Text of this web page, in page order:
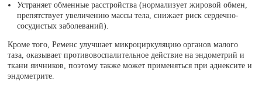
Устраняет обменные расстройства (нормализует жировой обмен,
препятствует увеличению массы тела, снижает риск сердечно-
сосудистых заболеваний).
Кроме того, Ременс улучшает микроциркуляцию органов малого
таза, оказывает противовоспалительное действие на эндометрий и
ткани яичников, поэтому также может применяться при аднексите и
эндометрите.